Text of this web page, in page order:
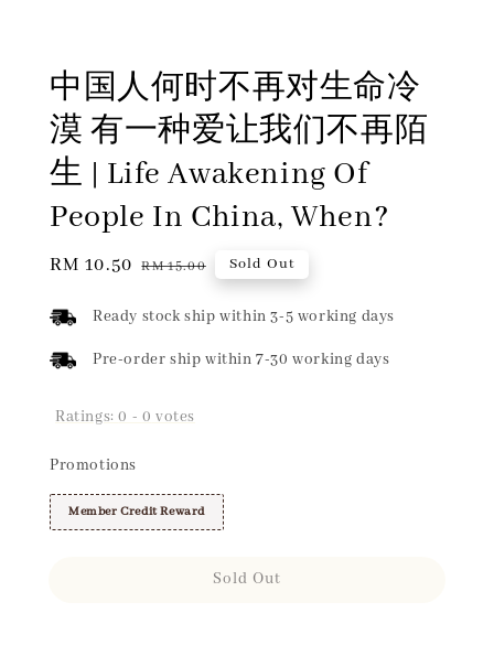
中国人何时不再对生命冷
漠 有一种爱让我们不再陌
生 | Life Awakening Of
People In China, When?
Sale
RM 10.50 Regular
RM 15.00 Sold Out
Ready stock ship within 3-5 working days
Pre-order ship within 7-30 working days
Ratings:0 - 0 votes
Promotions
Member Credit Reward
Sold Out